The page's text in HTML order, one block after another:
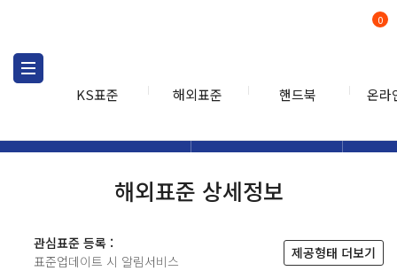
KS표준 해외표준 핸드북 온라
0
해외표준 상세정보
관심표준 등록 :
표준업데이트 시 알림서비스
제공형태 더보기